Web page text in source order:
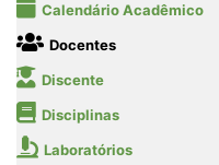
Calendário Acadêmico
Docentes
Discente
Disciplinas
Laboratórios